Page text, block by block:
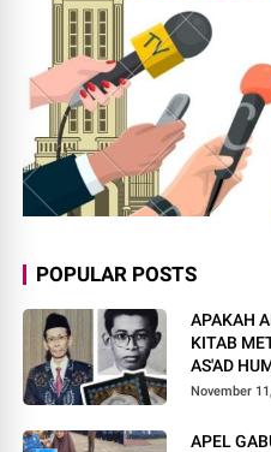
POPULAR POSTS
APAKAH
KITAB
AS'AD
November
APEL